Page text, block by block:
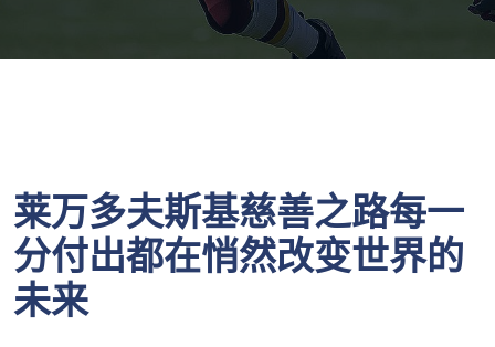
莱万多夫斯基慈善之路每一
分付出都在悄然改变世界的
未来